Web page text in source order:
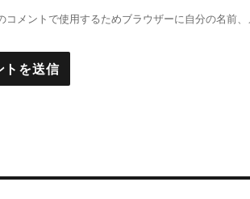
コメントで使用するためブラウザーに自分の名前